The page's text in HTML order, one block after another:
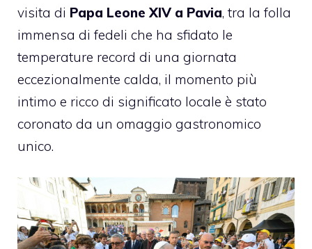
visita di Papa Leone XIV a Pavia, tra la folla
immensa di fedeli che ha sfidato le
temperature record di una giornata
eccezionalmente calda, il momento più
intimo e ricco di significato locale è stato
coronato da un omaggio gastronomico
unico.